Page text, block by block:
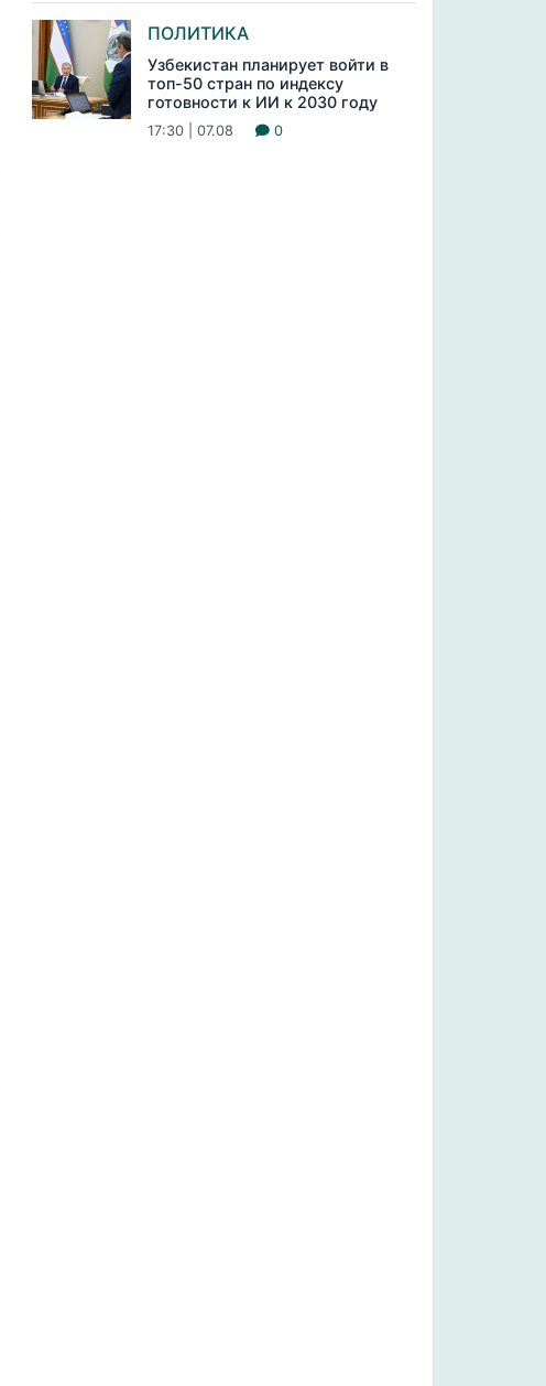
ПОЛИТИКА
Узбекистан планирует войти в
топ-50 стран по индексу
готовности к ИИ к 2030 году
17:30 | 07.08 0